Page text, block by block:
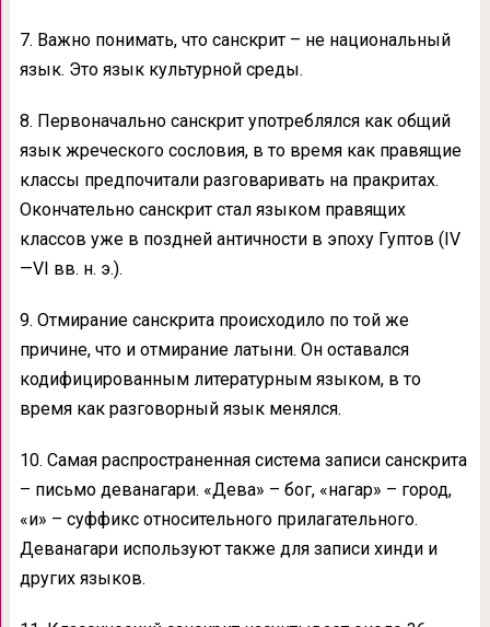
7. Важно понимать, что санскрит – не национальный
язык. Это язык культурной среды.
8. Первоначально санскрит употреблялся как общий
язык жреческого сословия, в то время как правящие
классы предпочитали разговаривать на пракритах.
Окончательно санскрит стал языком правящих
классов уже в поздней античности в эпоху Гуптов (IV
—VI вв. н. э.).
9. Отмирание санскрита происходило по той же
причине, что и отмирание латыни. Он оставался
кодифицированным литературным языком, в то
время как разговорный язык менялся.
10. Самая распространенная система записи санскрита
– письмо деванагари. «Дева» – бог, «нагар» – город,
«и» – суффикс относительного прилагательного.
Деванагари используют также для записи хинди и
других языков.